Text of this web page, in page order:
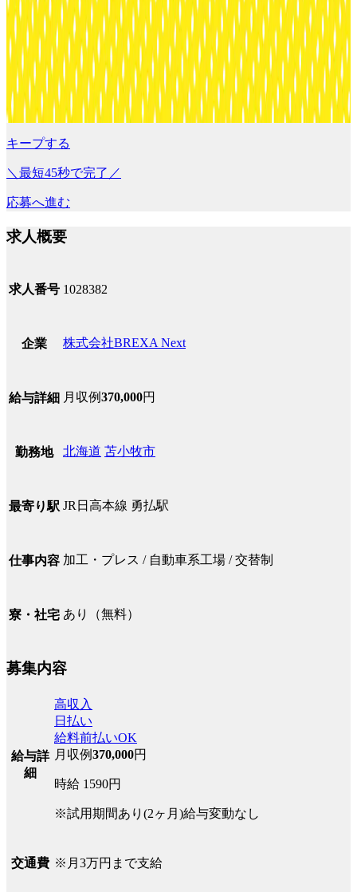
キープする
＼最短45秒で完了／
応募へ進む
求人概要
求人番号 1028382
企業 株式会社BREXA Next
給与詳細 月収例370,000円
勤務地 北海道 苫小牧市
最寄り駅 JR日高本線 勇払駅
仕事内容 加工・プレス / 自動車系工場 / 交替制
寮・社宅 あり（無料）
募集内容
給与詳
細
高収入
日払い
給料前払いOK
月収例370,000円
時給 1590円
※試用期間あり(2ヶ月)給与変動なし
交通費 ※月3万円まで支給